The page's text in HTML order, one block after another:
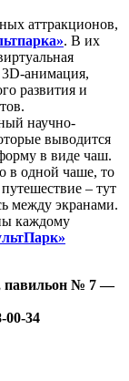
аттракционов,
. В их
3D-анимация,
развития и
научно-
выводится
в виде чаш.
в одной чаше, то
– тут
между экранами.
каждому
павильон № 7 —
00-34